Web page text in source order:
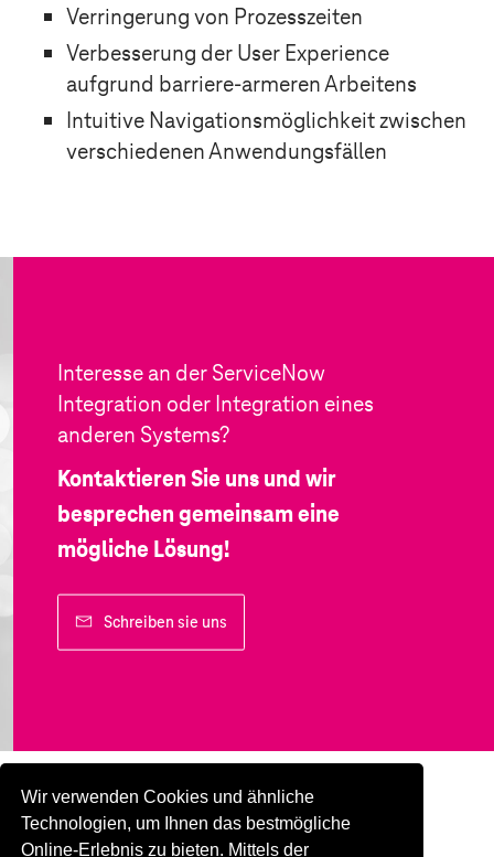
Verringerung von Prozesszeiten
Verbesserung der User Experience
aufgrund barriere-armeren Arbeitens
Intuitive Navigationsmöglichkeit zwischen
verschiedenen Anwendungsfällen
Interesse an der ServiceNow
Integration oder Integration eines
anderen Systems?
Kontaktieren Sie uns und wir
besprechen gemeinsam eine
mögliche Lösung!
Schreiben sie uns
Wir verwenden Cookies und ähnliche
Technologien, um Ihnen das bestmögliche
Online-Erlebnis zu bieten. Mittels der